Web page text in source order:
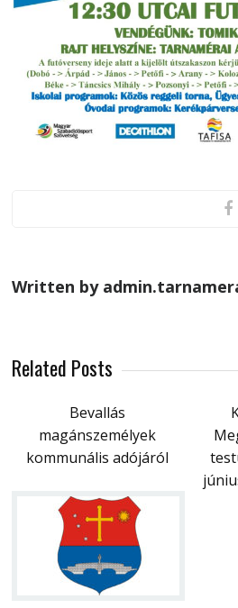
Written by
Related Posts
Bevallás
magánszemélyek
kommunális adójáról